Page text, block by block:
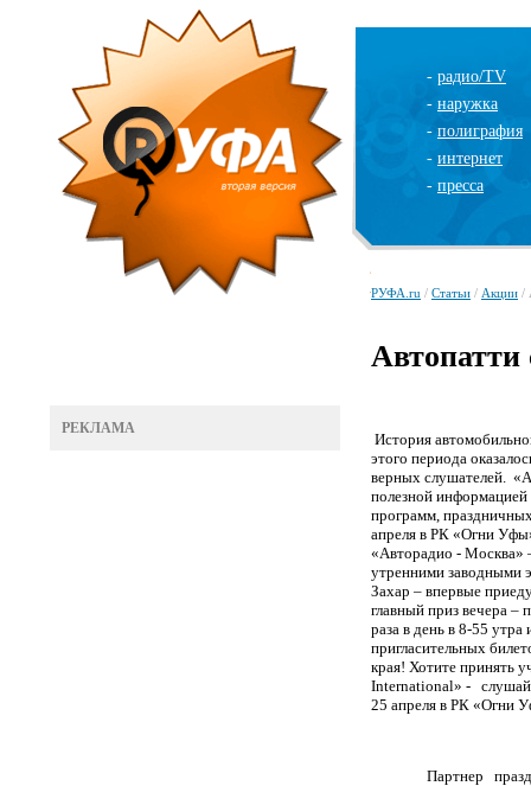
- радио/TV
- наружка
- полиграфия
- интернет
- пресса
РЕКЛАМА
РУФА.ru / Статьи / Акции /
История
этого периода
верных слушателей
полезной информацией
программ,
апреля в РК «Огни
«Авторадио - Москва»
утренними заводными
Захар – впервые
главный приз вечера
раза в день в 8-55
пригласительных
края! Хотите принять
International» -
25 апреля в РК «Огни
Партнер